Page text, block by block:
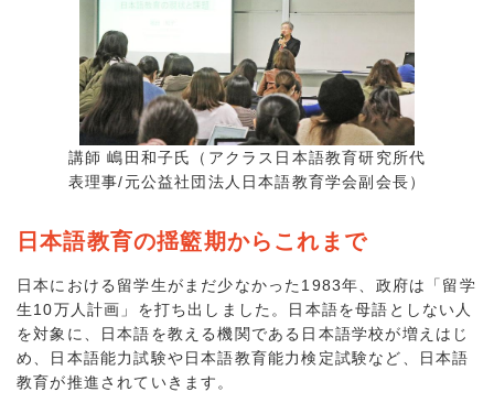
講師 嶋田和子氏（アクラス日本語教育研究所代
表理事/元公益社団法人日本語教育学会副会長）
日本語教育の揺籃期からこれまで
日本における留学生がまだ少なかった1983年、政府は「留学
生10万人計画」を打ち出しました。日本語を母語としない人
を対象に、日本語を教える機関である日本語学校が増えはじ
め、日本語能力試験や日本語教育能力検定試験など、日本語
教育が推進されていきます。